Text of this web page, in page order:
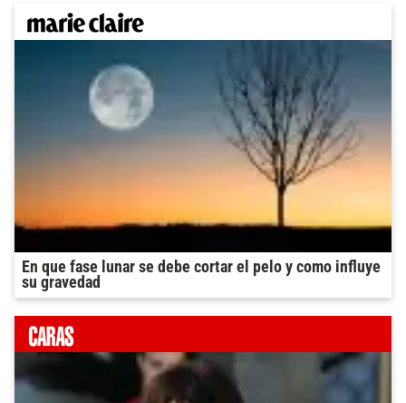
En que fase lunar se debe cortar el pelo y como influye
su gravedad